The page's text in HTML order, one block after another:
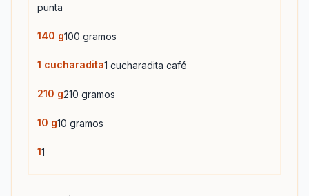
punta
140 g100 gramos
1 cucharadita1 cucharadita café
210 g210 gramos
10 g10 gramos
11